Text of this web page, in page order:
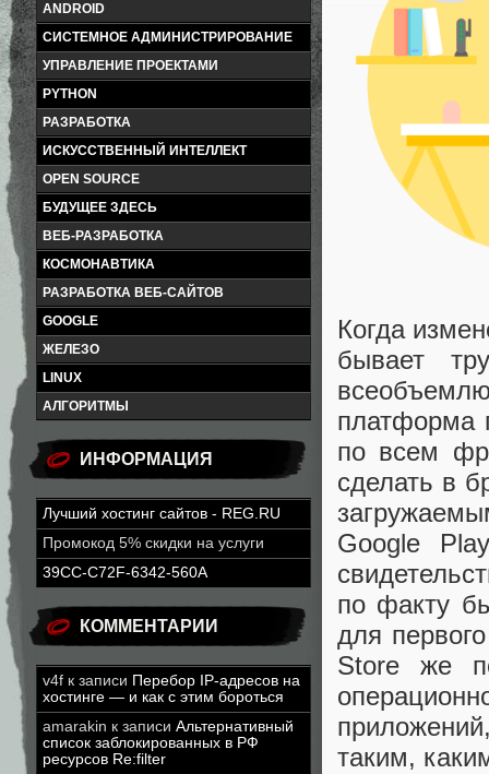
ANDROID
СИСТЕМНОЕ АДМИНИСТРИРОВАНИЕ
УПРАВЛЕНИЕ ПРОЕКТАМИ
PYTHON
РАЗРАБОТКА
ИСКУССТВЕННЫЙ ИНТЕЛЛЕКТ
OPEN SOURCE
БУДУЩЕЕ ЗДЕСЬ
ВЕБ-РАЗРАБОТКА
КОСМОНАВТИКА
РАЗРАБОТКА ВЕБ-САЙТОВ
GOOGLE
ЖЕЛЕЗО
LINUX
АЛГОРИТМЫ
ИНФОРМАЦИЯ
Лучший хостинг сайтов - REG.RU
Промокод 5% скидки на услуги
39CC-C72F-6342-560A
КОММЕНТАРИИ
v4f к записи Перебор IP-адресов на
хостинге — и как с этим бороться
amarakin к записи Альтернативный
список заблокированных в РФ
ресурсов Re:filter
Когда
бывает
платформа
по всем
сделать в
Google
по факту
для
Store же
таким,